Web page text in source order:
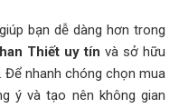
bạn dễ dàng hơn trong
Thiết uy tín và sở hữu
nhanh chóng chọn mua
ý và tạo nên không gian